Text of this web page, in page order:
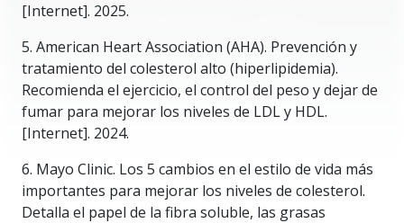
[Internet]. 2025.
5. American Heart Association (AHA). Prevención y
tratamiento del colesterol alto (hiperlipidemia).
Recomienda el ejercicio, el control del peso y dejar de
fumar para mejorar los niveles de LDL y HDL.
[Internet]. 2024.
6. Mayo Clinic. Los 5 cambios en el estilo de vida más
importantes para mejorar los niveles de colesterol.
Detalla el papel de la fibra soluble, las grasas